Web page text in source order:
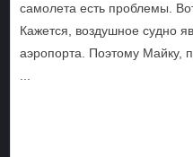
самолета есть проблемы.
Кажется, воздушное судно
аэропорта. Поэтому Майку,